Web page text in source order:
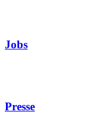
Jobs
Presse